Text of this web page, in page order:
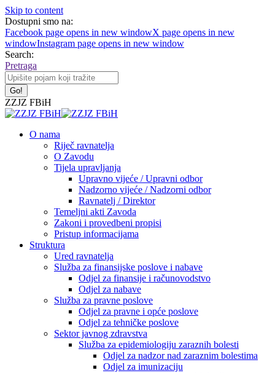
Skip to content
Dostupni smo na:
Facebook page opens in new windowX page opens in new
windowInstagram page opens in new window
Search:
Pretraga
ZZJZ FBiH
O nama
Riječ ravnatelja
O Zavodu
Tijela upravljanja
Upravno vijeće / Upravni odbor
Nadzorno vijeće / Nadzorni odbor
Ravnatelj / Direktor
Temeljni akti Zavoda
Zakoni i provedbeni propisi
Pristup informacijama
Struktura
Ured ravnatelja
Služba za finansijske poslove i nabave
Odjel za finansije i računovodstvo
Odjel za nabave
Služba za pravne poslove
Odjel za pravne i opće poslove
Odjel za tehničke poslove
Sektor javnog zdravstva
Služba za epidemiologiju zaraznih bolesti
Odjel za nadzor nad zaraznim bolestima
Odjel za imunizaciju